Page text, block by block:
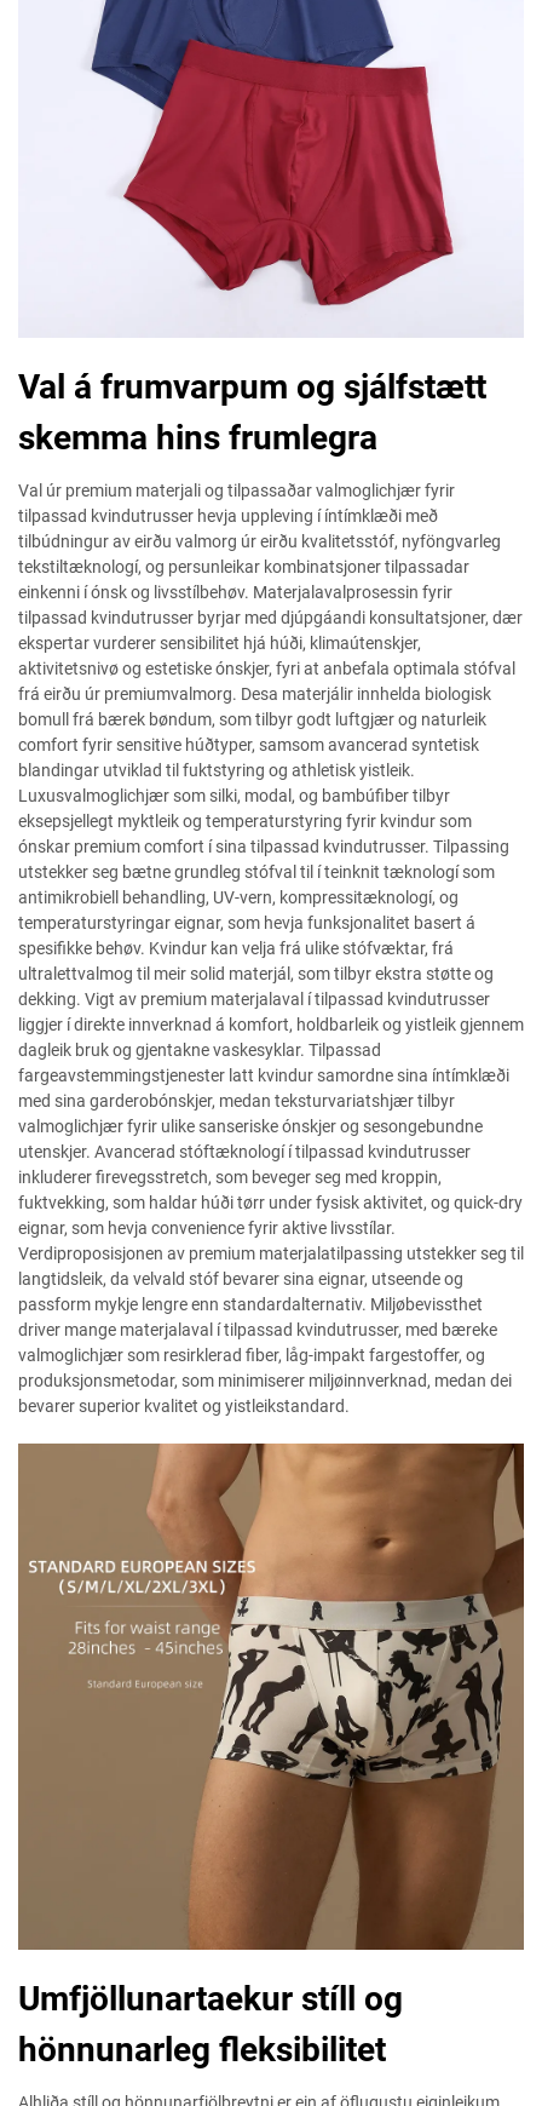
Val á frumvarpum og sjálfstætt
skemma hins frumlegra
Val úr premium materjali og tilpassaðar valmoglichjær fyrir
tilpassad kvindutrusser hevja uppleving í íntímklæði með
tilbúdningur av eirðu valmorg úr eirðu kvalitetsstóf, nyföngvarleg
tekstiltæknologí, og persunleikar kombinatsjoner tilpassadar
einkenni í ónsk og livsstílbehøv. Materjalavalprosessin fyrir
tilpassad kvindutrusser byrjar med djúpgáandi konsultatsjoner, dær
ekspertar vurderer sensibilitet hjá húði, klimaútenskjer,
aktivitetsnivø og estetiske ónskjer, fyri at anbefala optimala stófval
frá eirðu úr premiumvalmorg. Desa materjálir innhelda biologisk
bomull frá bærek bøndum, som tilbyr godt luftgjær og naturleik
comfort fyrir sensitive húðtyper, samsom avancerad syntetisk
blandingar utviklad til fuktstyring og athletisk yistleik.
Luxusvalmoglichjær som silki, modal, og bambúfiber tilbyr
eksepsjellegt myktleik og temperaturstyring fyrir kvindur som
ónskar premium comfort í sina tilpassad kvindutrusser. Tilpassing
utstekker seg bætne grundleg stófval til í teinknit tæknologí som
antimikrobiell behandling, UV-vern, kompressitæknologí, og
temperaturstyringar eignar, som hevja funksjonalitet basert á
spesifikke behøv. Kvindur kan velja frá ulike stófvæktar, frá
ultralettvalmog til meir solid materjál, som tilbyr ekstra støtte og
dekking. Vigt av premium materjalaval í tilpassad kvindutrusser
liggjer í direkte innverknad á komfort, holdbarleik og yistleik gjennem
dagleik bruk og gjentakne vaskesyklar. Tilpassad
fargeavstemmingstjenester latt kvindur samordne sina íntímklæði
med sina garderobónskjer, medan teksturvariatshjær tilbyr
valmoglichjær fyrir ulike sanseriske ónskjer og sesongebundne
utenskjer. Avancerad stóftæknologí í tilpassad kvindutrusser
inkluderer firevegsstretch, som beveger seg med kroppin,
fuktvekking, som haldar húði tørr under fysisk aktivitet, og quick-dry
eignar, som hevja convenience fyrir aktive livsstílar.
Verdiproposisjonen av premium materjalatilpassing utstekker seg til
langtidsleik, da velvald stóf bevarer sina eignar, utseende og
passform mykje lengre enn standardalternativ. Miljøbevissthet
driver mange materjalaval í tilpassad kvindutrusser, med bæreke
valmoglichjær som resirklerad fiber, låg-impakt fargestoffer, og
produksjonsmetodar, som minimiserer miljøinnverknad, medan dei
bevarer superior kvalitet og yistleikstandard.
Umfjöllunartaekur stíll og
hönnunarleg fleksibilitet